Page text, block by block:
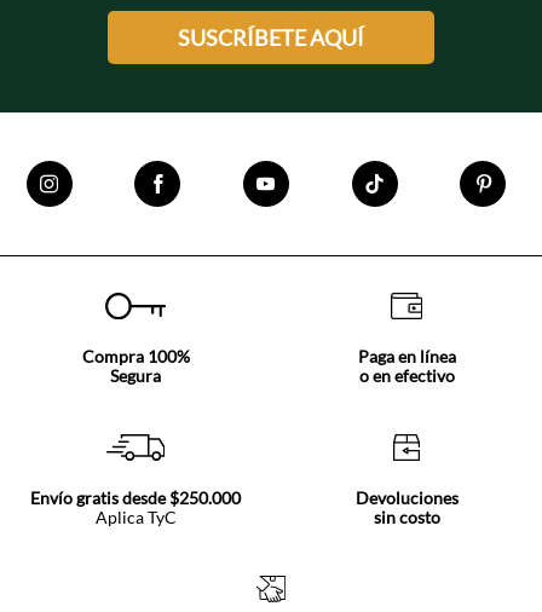
SUSCRÍBETE AQUÍ
Compra 100%
Segura
Paga en línea
o en efectivo
Envío gratis desde $250.000
Aplica TyC
Devoluciones
sin costo